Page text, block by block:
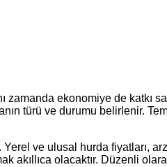
zamanda ekonomiye de
türü ve durumu belirlenir.
Yerel ve ulusal hurda fiyatları,
akıllıca olacaktır. Düzenli